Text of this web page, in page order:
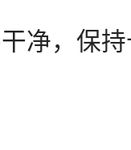
净，保持